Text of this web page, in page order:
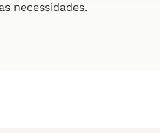
necessidades.